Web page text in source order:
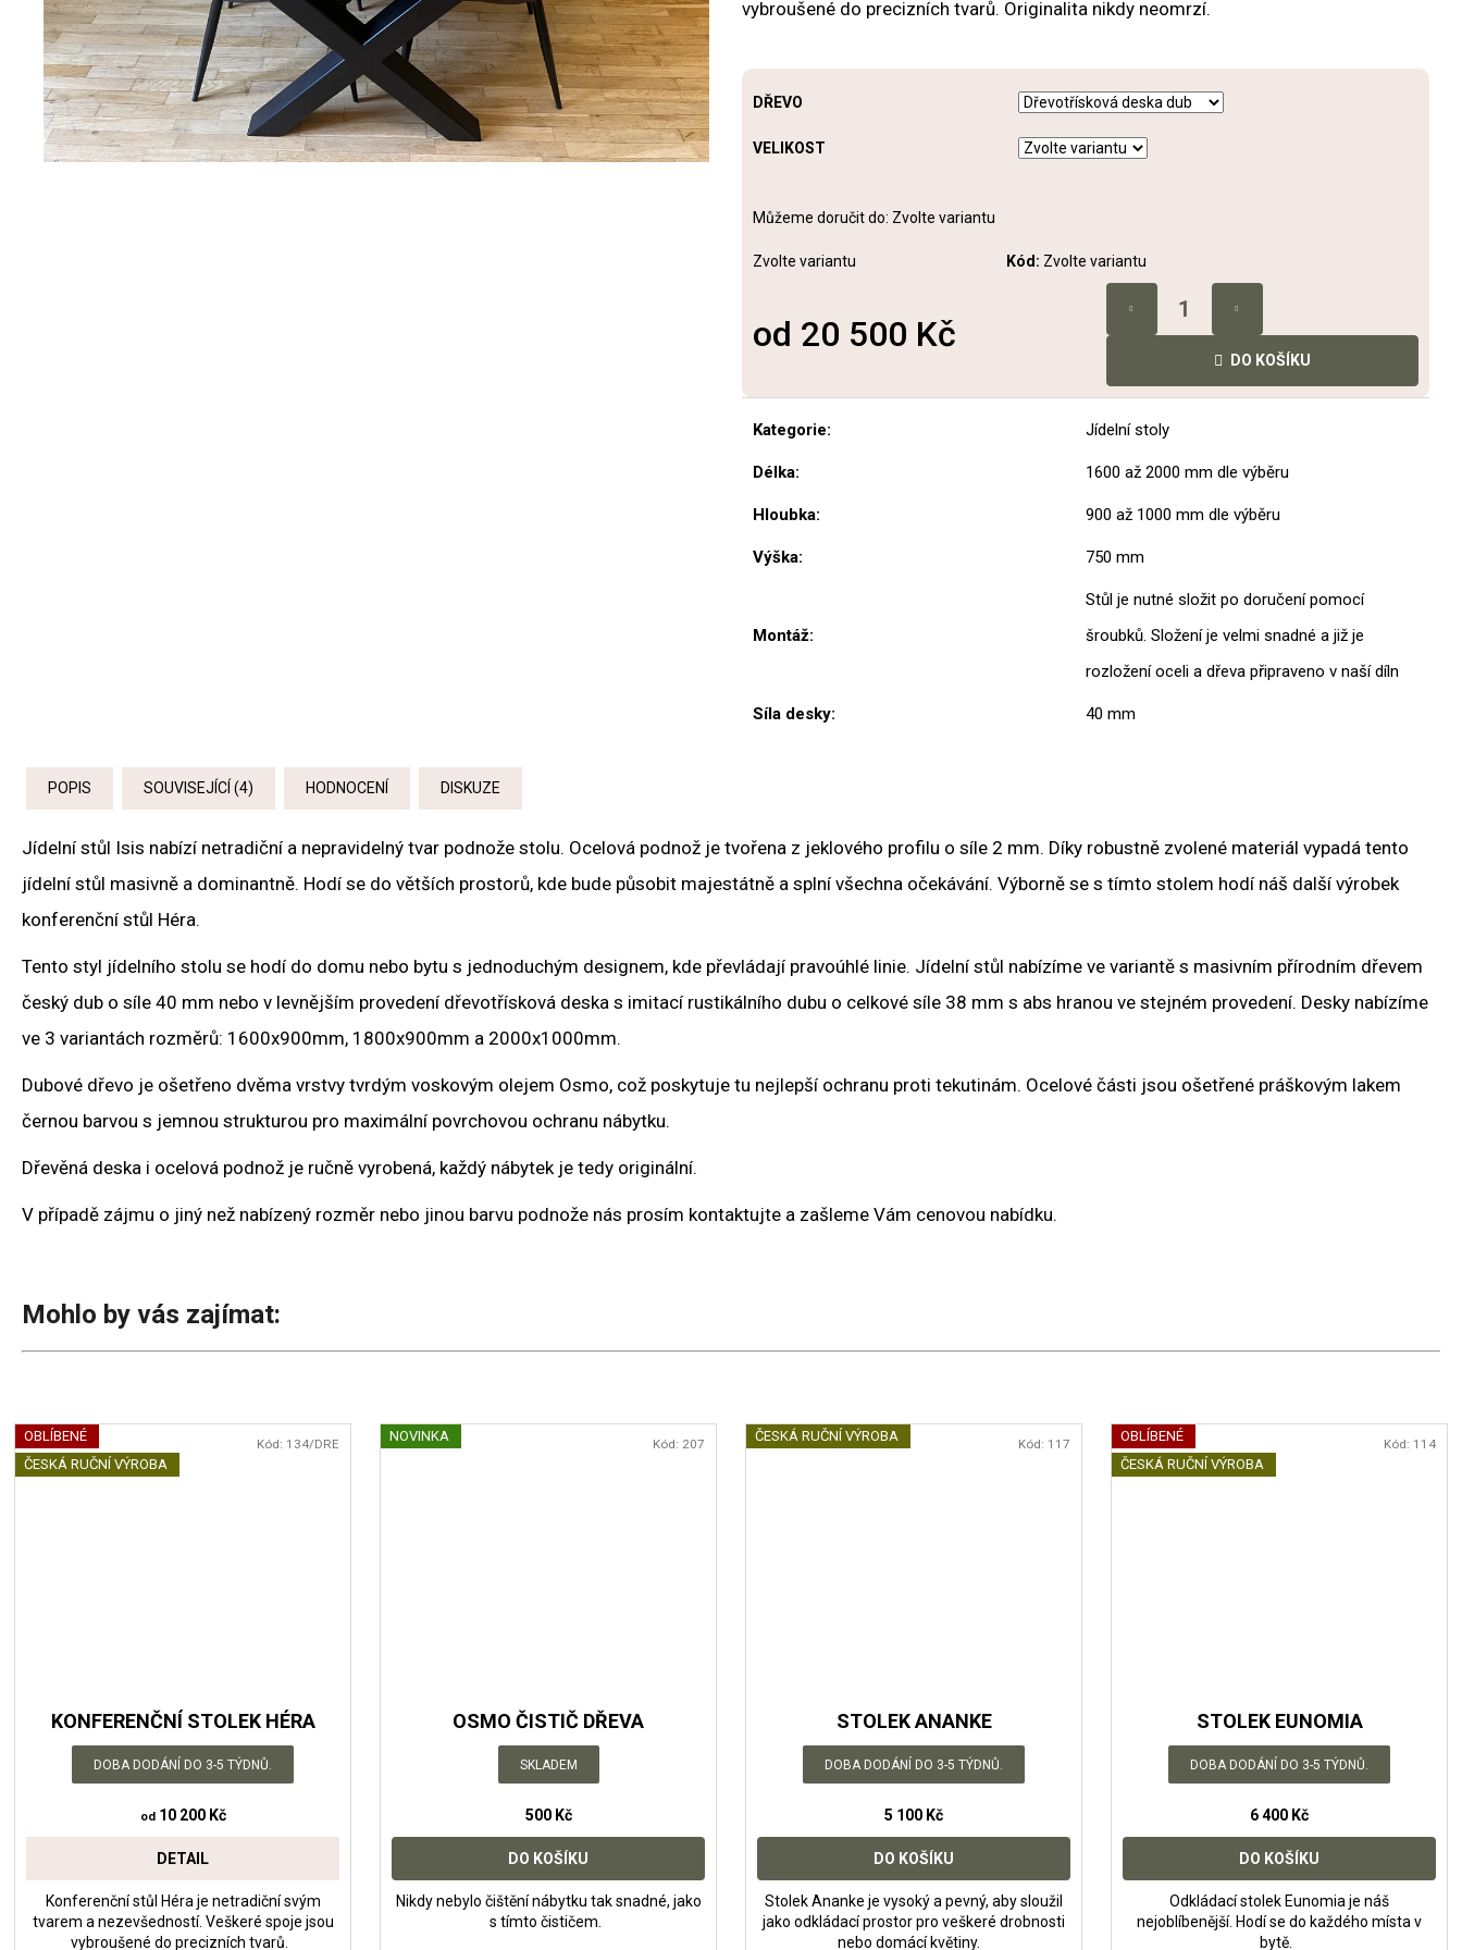
vybroušené do precizních tvarů. Originalita nikdy neomrzí.
DŘEVO
VELIKOST
Můžeme doručit do: Zvolte variantu
Zvolte variantu Kód: Zvolte variantu
od 20 500 Kč
DO KOŠÍKU
Kategorie: Jídelní stoly
Délka: 1600 až 2000 mm dle výběru
Hloubka: 900 až 1000 mm dle výběru
Výška: 750 mm
Montáž:
Stůl je nutné složit po doručení pomocí
šroubků. Složení je velmi snadné a již je
rozložení oceli a dřeva připraveno v naší díln
Síla desky: 40 mm
POPIS SOUVISEJÍCÍ (4) HODNOCENÍ DISKUZE
Jídelní stůl Isis nabízí netradiční a nepravidelný tvar podnože stolu. Ocelová podnož je tvořena z jeklového profilu o síle 2 mm. Díky robustně zvolené materiál vypadá tento
jídelní stůl masivně a dominantně. Hodí se do větších prostorů, kde bude působit majestátně a splní všechna očekávání. Výborně se s tímto stolem hodí náš další výrobek
konferenční stůl Héra.
Tento styl jídelního stolu se hodí do domu nebo bytu s jednoduchým designem, kde převládají pravoúhlé linie. Jídelní stůl nabízíme ve variantě s masivním přírodním dřevem
český dub o síle 40 mm nebo v levnějším provedení dřevotřísková deska s imitací rustikálního dubu o celkové síle 38 mm s abs hranou ve stejném provedení. Desky nabízíme
ve 3 variantách rozměrů: 1600x900mm, 1800x900mm a 2000x1000mm.
Dubové dřevo je ošetřeno dvěma vrstvy tvrdým voskovým olejem Osmo, což poskytuje tu nejlepší ochranu proti tekutinám. Ocelové části jsou ošetřené práškovým lakem
černou barvou s jemnou strukturou pro maximální povrchovou ochranu nábytku.
Dřevěná deska i ocelová podnož je ručně vyrobená, každý nábytek je tedy originální.
V případě zájmu o jiný než nabízený rozměr nebo jinou barvu podnože nás prosím kontaktujte a zašleme Vám cenovou nabídku.
Mohlo by vás zajímat:
OBLÍBENÉ
ČESKÁ RUČNÍ VÝROBA
KONFERENČNÍ STOLEK HÉRA
DOBA DODÁNÍ DO 3-5 TÝDNŮ.
od10 200 Kč
DETAIL
Konferenční stůl Héra je netradiční svým
tvarem a nezevšedností. Veškeré spoje jsou
vybroušené do precizních tvarů.
Kód: 134/DRE NOVINKA
OSMO ČISTIČ DŘEVA
SKLADEM
500 Kč
DO KOŠÍKU
Nikdy nebylo čištění nábytku tak snadné, jako
s tímto čističem.
Kód: 207 ČESKÁ RUČNÍ VÝROBA
STOLEK ANANKE
DOBA DODÁNÍ DO 3-5 TÝDNŮ.
5 100 Kč
DO KOŠÍKU
Stolek Ananke je vysoký a pevný, aby sloužil
jako odkládací prostor pro veškeré drobnosti
nebo domácí květiny.
Kód: 117
OBLÍBENÉ
ČESKÁ RUČNÍ VÝROBA
STOLEK EUNOMIA
DOBA DODÁNÍ DO 3-5 TÝDNŮ.
6 400 Kč
DO KOŠÍKU
Odkládací stolek Eunomia je náš
nejoblíbenější. Hodí se do každého místa v
bytě.
Kód: 114
KNIHOVNA HEFAISTOS
15 200 Kč
KONFERENČNÍ STOLEK HÉRA
10 200 Kč
JÍDELNÍ STŮL APOLLÓN